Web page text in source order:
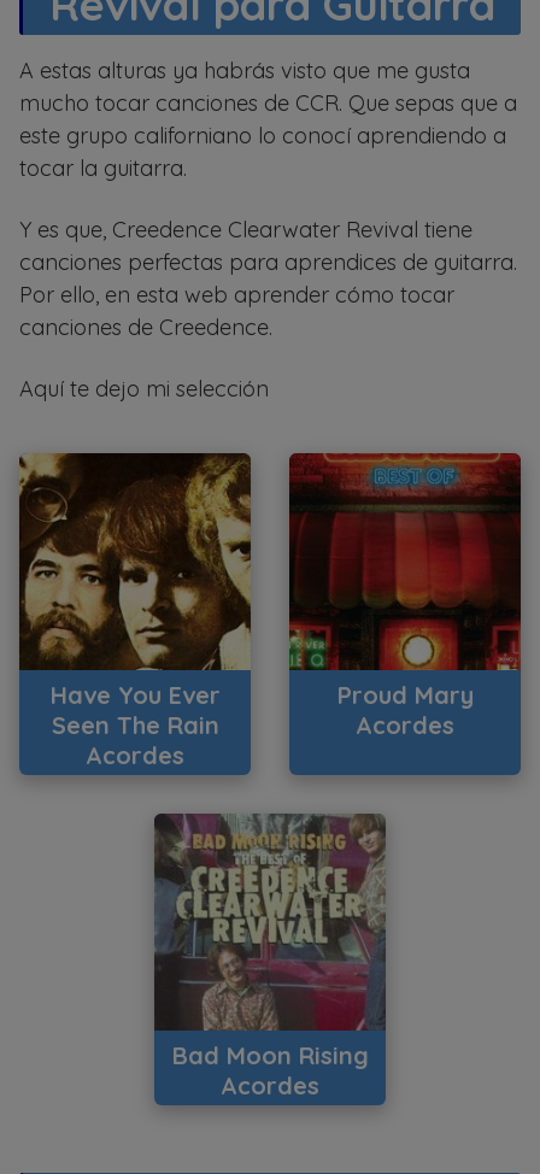
A estas alturas ya habrás visto que me gusta
mucho tocar canciones de CCR. Que sepas que a
este grupo californiano lo conocí aprendiendo a
tocar la guitarra.
Y es que, Creedence Clearwater Revival tiene
canciones perfectas para aprendices de guitarra.
Por ello, en esta web aprender cómo tocar
canciones de Creedence.
Aquí te dejo mi selección
Have You Ever
Seen The Rain
Acordes
Proud Mary
Acordes
Bad Moon Rising
Acordes